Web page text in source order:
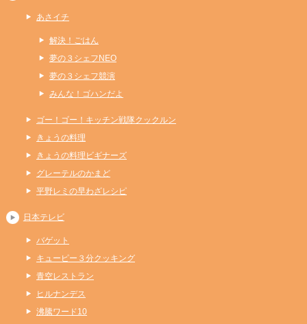
あさイチ
解決！ごはん
夢の３シェフNEO
夢の３シェフ競演
みんな！ゴハンだよ
ゴー！ゴー！キッチン戦隊クックルン
きょうの料理
きょうの料理ビギナーズ
グレーテルのかまど
平野レミの早わざレシピ
日本テレビ
バゲット
キューピー３分クッキング
青空レストラン
ヒルナンデス
沸騰ワード10